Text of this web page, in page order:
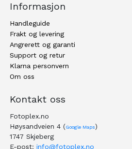
Informasjon
Handleguide
Frakt og levering
Angrerett og garanti
Support og retur
Klarna personvern
Om oss
Kontakt oss
Fotoplex.no
Høysandveien 4 (Google Maps)
1747 Skjeberg
E-post: info@fotoplex.no